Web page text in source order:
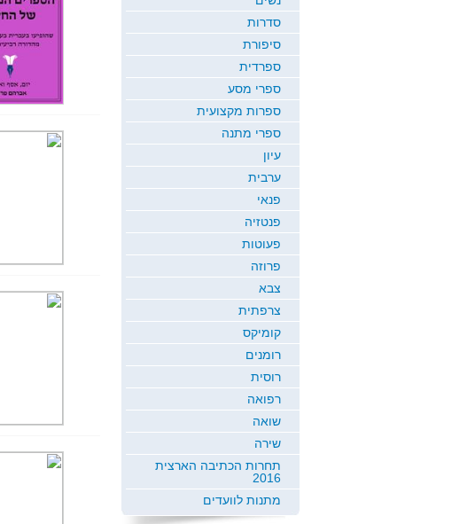
סדרות
סיפורת
ספרדית
ספרי מסע
ספרות מקצועית
ספרי מתנה
עיון
ערבית
פנאי
פנטזיה
פעוטות
פרוזה
צבא
צרפתית
קומיקס
רומנים
רוסית
רפואה
שואה
שירה
תחרות הכתיבה הארצית
2016
מתנות לוועדים